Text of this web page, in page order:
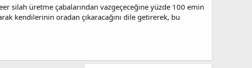
silah üretme çabalarından vazgeçeceğine yüzde 100 emin
kendilerinin oradan çıkaracağını dile getirerek, bu